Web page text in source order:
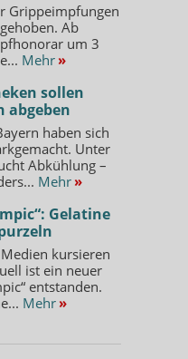
Grippeimpfungen
Ab
um 3
Mehr »
sollen
abgeben
haben sich
Unter
Abkühlung –
Mehr »
Gelatine
kursieren
ist ein neuer
entstanden.
Mehr »